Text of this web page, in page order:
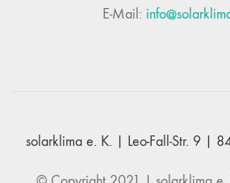
E-Mail:
solarklima e. K. | Leo-Fall-Str. 9 |